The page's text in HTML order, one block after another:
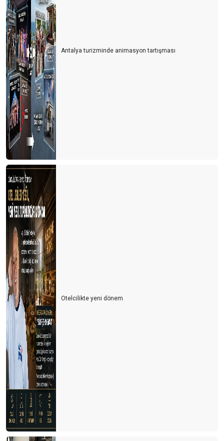
Turizmcinin Bitmeyen Çilesi: Bir Kriz Biter, Yenisi Başlar!
Turizm Sektörü Nereye Gidiyor?
Turizmci İkilem içinde
2024 Yılı Turizm Değerlendirmesi ve 2025 Beklentileri
Antalya Turizm Fuarı: Türk Turizminin Yükselen Değeri
Turizmde Dostane Buluşmaların Gücü: Turizmdays.com 7.
Yazarlar Buluşması
Türkiye’nin Altın Yumurtlayan Tavuğunu Koruma Zamanı
Antalya'da Turizmdeki Sıkıntılar ve Çözüm Önerileri
Antalya’nın Hava Trafiği ve Yol Sorunları: Acil Çözüm Bekleyen
Kriz
Turizm Türkiye'nin Yükselen Değeri: Fiyatlar Artarken Talep Niye
Hala Yüksek?
Afrika Turizm Forumu’nun ardından
Turizm siyaset üstünde olmalı
ITB BERLİN TURİZM FUARI’NIN ARDINDAN
Turizmi yük görüyorlar
Sharm El Sheik Belek’e rakip olabilir mi?
Antalya’da hayat pahalılığı yabancıları da panikletmeye başladı
Turizm nasıl gidiyor? İyi mi? Kötü mü?
Antalya turist sayısında rekorlar kırıyor ama lüks oteller neden
boş?
Antalya oldu Dolaristan
Turizm Yazarları ile buluşma ve Yıldıray Karaer
Siyasetin turizme bakış açısı
Antalya turizminde animasyon tartışması
Otelcilikte yeni dönem